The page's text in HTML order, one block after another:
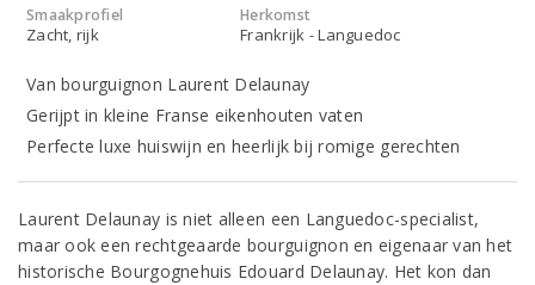
Smaakprofiel
Zacht, rijk
Herkomst
Frankrijk - Languedoc
Van bourguignon Laurent Delaunay
Gerijpt in kleine Franse eikenhouten vaten
Perfecte luxe huiswijn en heerlijk bij romige gerechten
Laurent Delaunay is niet alleen een Languedoc-specialist,
maar ook een rechtgeaarde bourguignon en eigenaar van het
historische Bourgognehuis Edouard Delaunay. Het kon dan